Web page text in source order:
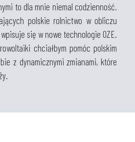
to dla mnie niemal codzienność.
polskie rolnictwo w obliczu
się w nowe technologie OZE.
chciałbym pomóc polskim
z dynamicznymi zmianami, które